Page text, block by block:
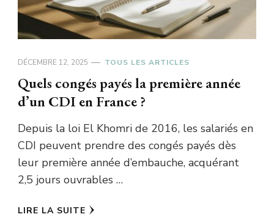
DÉCEMBRE 12, 2025 TOUS LES ARTICLES
Quels congés payés la première année
d’un CDI en France ?
Depuis la loi El Khomri de 2016, les salariés en
CDI peuvent prendre des congés payés dès
leur première année d’embauche, acquérant
2,5 jours ouvrables …
LIRE LA SUITE